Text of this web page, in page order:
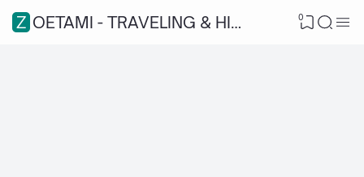
ZOETAMI - TRAVELING & HIKING 0